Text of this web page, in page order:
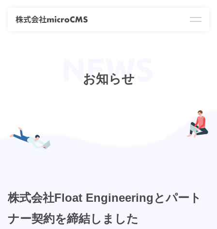
お知らせ
株式会社Float Engineeringとパート
ナー契約を締結しました